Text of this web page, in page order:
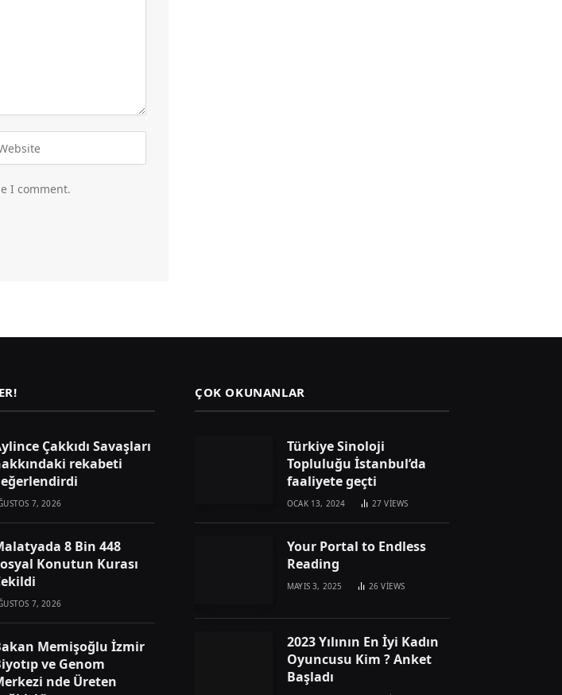
I comment.
Çakkıdı Savaşları
rekabeti
7, 2026
8 Bin 448
Konutun Kurası
7, 2026
Memişoğlu İzmir
ve Genom
nde Üreten
ÇOK OKUNANLAR
Türkiye Sinoloji
Topluluğu İstanbul’da
faaliyete geçti
OCAK 13, 2024 27VIEWS
Your Portal to Endless
Reading
MAYIS 3, 2025 26VIEWS
2023 Yılının En İyi Kadın
Oyuncusu Kim ? Anket
Başladı